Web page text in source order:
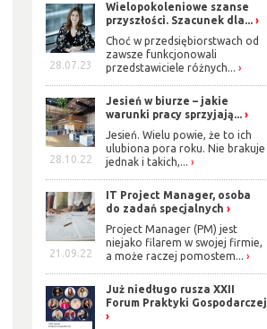
28.07.23
Wielopokoleniowe szanse
przyszłości. Szacunek dla...
Choć w przedsiębiorstwach od
zawsze funkcjonowali
przedstawiciele różnych...
28.10.22
Jesień w biurze – jakie
warunki pracy sprzyjają...
Jesień. Wielu powie, że to ich
ulubiona pora roku. Nie brakuje
jednak i takich,...
21.09.22
IT Project Manager, osoba
do zadań specjalnych
Project Manager (PM) jest
niejako filarem w swojej firmie,
a może raczej pomostem...
Już niedługo rusza XXII
Forum Praktyki Gospodarczej